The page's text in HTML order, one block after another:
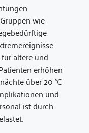
wie
ältere und
erhöhen
über 20 °C
und
ist durch